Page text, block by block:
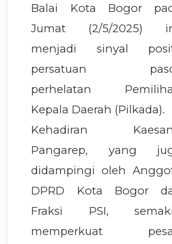
Balai Kota Bogor
Jumat (2/5/2025)
menjadi sinyal
persatuan
perhelatan
Kepala Daerah (Pilkada).
Kehadiran
Pangarep, yang
didampingi oleh
DPRD Kota Bogor
Fraksi PSI,
memperkuat